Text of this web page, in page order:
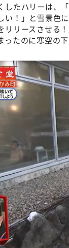
したハリーは、
い！」と雪景色
リリースさせる
ったのに寒空の